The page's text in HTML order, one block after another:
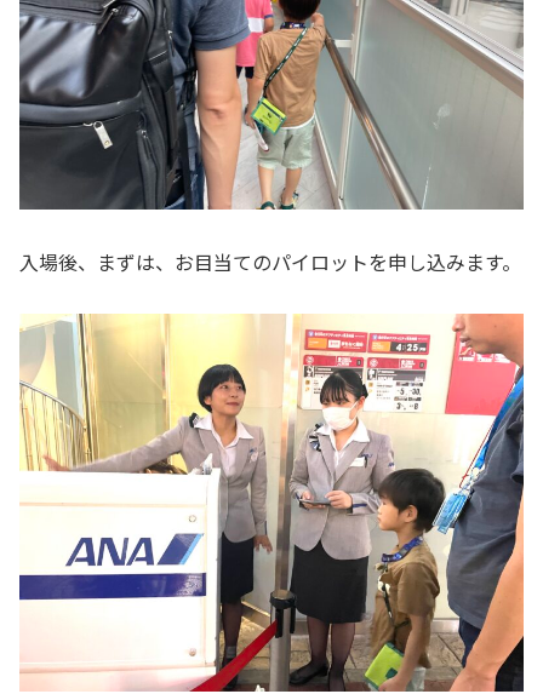
入場後、まずは、お目当てのパイロットを申し込みます。